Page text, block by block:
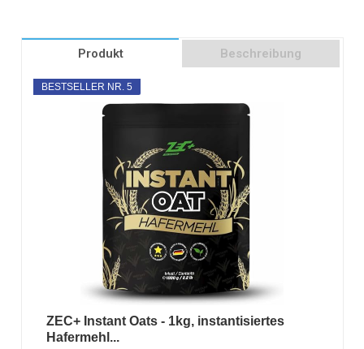
Produkt Beschreibung
BESTSELLER NR. 5
ZEC+ Instant Oats - 1kg, instantisiertes
Hafermehl...